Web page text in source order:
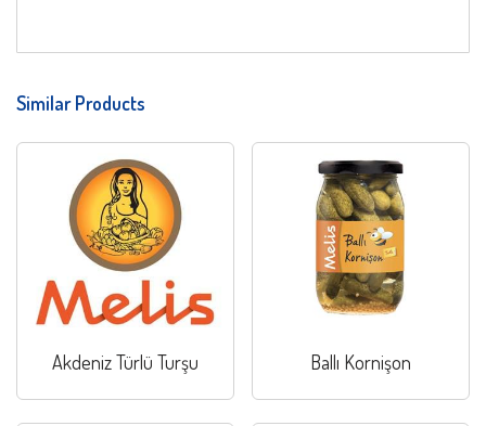
Similar Products
Akdeniz Türlü Turşu Ballı Kornişon